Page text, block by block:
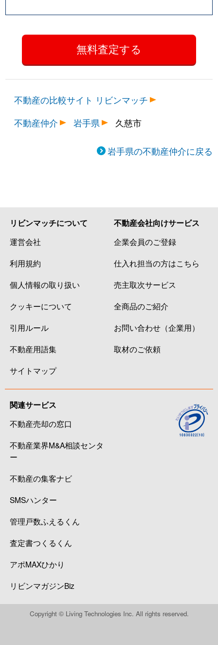
不動産の比較サイト リビンマッチ
不動産仲介
岩手県 久慈市
岩手県の不動産仲介に戻る
リビンマッチについて
運営会社
利用規約
個人情報の取り扱い
クッキーについて
引用ルール
不動産用語集
サイトマップ
不動産会社向けサービス
企業会員のご登録
仕入れ担当の方はこちら
売主取次サービス
全商品のご紹介
お問い合わせ（企業用）
取材のご依頼
関連サービス
不動産売却の窓口
不動産業界M&A相談センタ
ー
不動産の集客ナビ
SMSハンター
管理戸数ふえるくん
査定書つくるくん
アポMAXひかり
リビンマガジンBiz
Copyright © Living Technologies Inc. All rights reserved.